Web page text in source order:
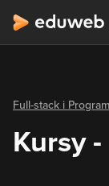
Full-stack i
Kursy -